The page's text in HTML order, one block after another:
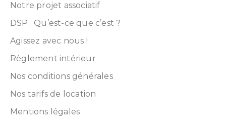
Notre projet associatif
DSP : Qu’est-ce que c’est ?
Agissez avec nous !
Règlement intérieur
Nos conditions générales
Nos tarifs de location
Mentions légales